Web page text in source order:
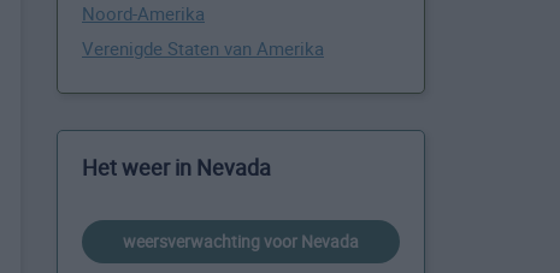
Noord-Amerika
Verenigde Staten van Amerika
Het weer in Nevada
weersverwachting voor Nevada